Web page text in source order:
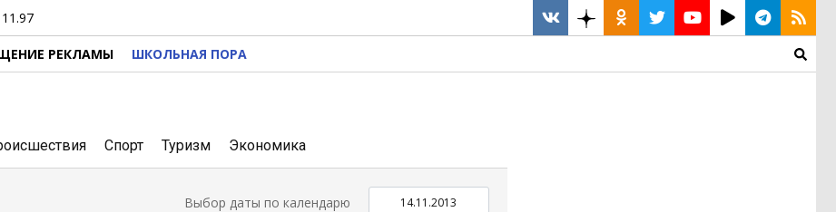
11.97
РЕКЛАМЫ ШКОЛЬНАЯ ПОРА
Спорт Туризм Экономика
Выбор даты по календарю